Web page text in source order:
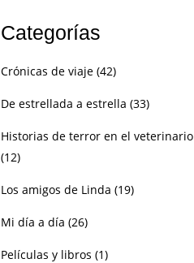
Categorías
Crónicas de viaje (42)
De estrellada a estrella (33)
Historias de terror en el veterinario
(12)
Los amigos de Linda (19)
Mi día a día (26)
Películas y libros (1)